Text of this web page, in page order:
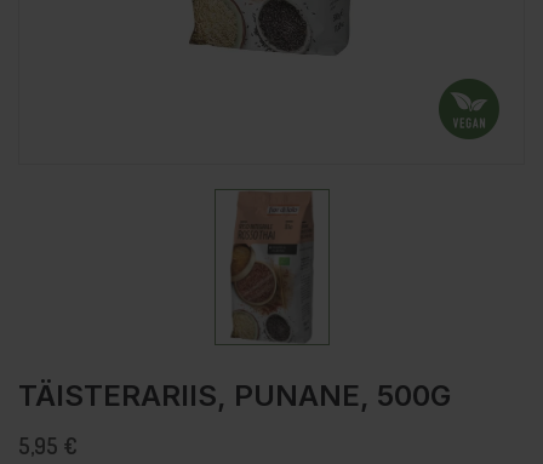
TÄISTERARIIS, PUNANE, 500G
5,95 €